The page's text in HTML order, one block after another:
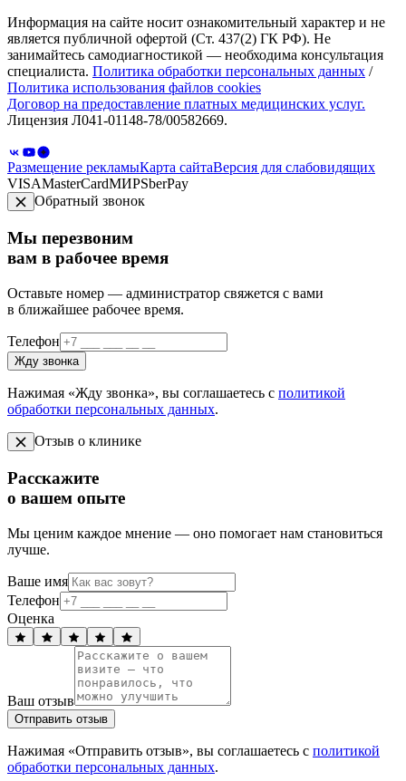
Информация на сайте носит ознакомительный характер и не
является публичной офертой (Ст. 437(2) ГК РФ). Не
занимайтесь самодиагностикой — необходима консультация
специалиста. Политика обработки персональных данных /
Политика использования файлов cookies
Договор на предоставление платных медицинских услуг.
Лицензия Л041-01148-78/00582669.
Размещение рекламыКарта сайтаВерсия для слабовидящих
VISAMasterCardМИРSberPay
Обратный звонок
Мы перезвоним
вам в рабочее время
Оставьте номер — администратор свяжется с вами
в ближайшее рабочее время.
Телефон
Жду звонка
Нажимая «Жду звонка», вы соглашаетесь с политикой
обработки персональных данных.
Отзыв о клинике
Расскажите
о вашем опыте
Мы ценим каждое мнение — оно помогает нам становиться
лучше.
Ваше имя
Телефон
Оценка
Ваш отзыв
Отправить отзыв
Нажимая «Отправить отзыв», вы соглашаетесь с политикой
обработки персональных данных.